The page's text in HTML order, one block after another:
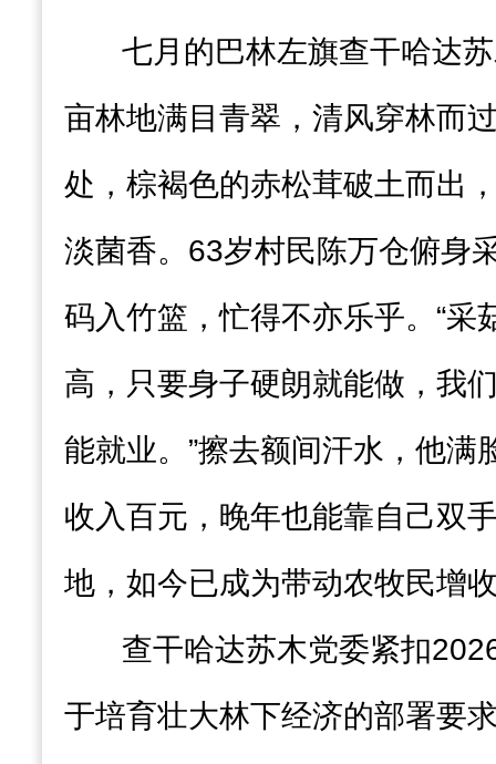
七月的巴林左旗查干哈达
亩林地满目青翠，清风穿林而
处，棕褐色的赤松茸破土而出
淡菌香。63岁村民陈万仓俯身
码入竹篮，忙得不亦乐乎。“采
高，只要身子硬朗就能做，我
能就业。”擦去额间汗水，他满
收入百元，晚年也能靠自己双
地，如今已成为带动农牧民增
查干哈达苏木党委紧扣
于培育壮大林下经济的部署要